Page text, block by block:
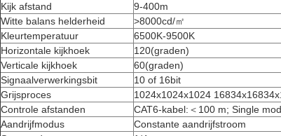
Kijk afstand
9-400m
Witte balans helderheid
>8000cd/㎡
Kleurtemperatuur
6500K-9500K
Horizontale kijkhoek
120(graden)
Verticale kijkhoek
60(graden)
Signaalverwerkingsbit
10 of 16bit
Grijsproces
1024x1024x1024
Controle afstanden
CAT6-kabel:＜100 m; Single
Aandrijfmodus
Constante aandrijfstroom